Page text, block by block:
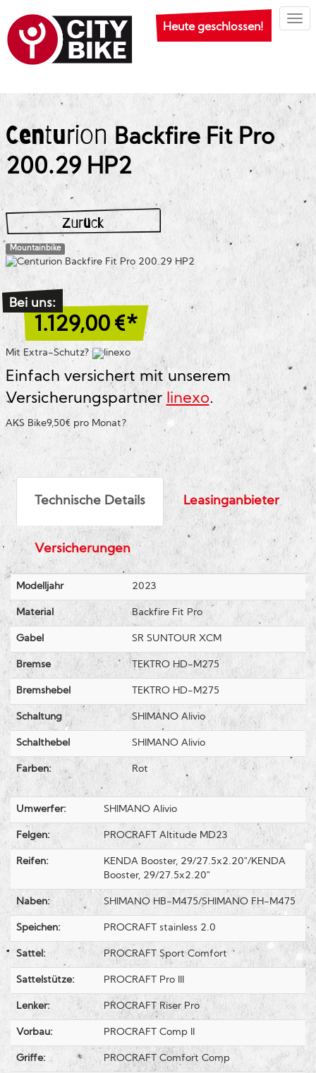
Heute geschlossen!
Centurion Backfire Fit Pro
200.29 HP2
Zurück
Mountainbike
Bei uns:
1.129,00 €*
Mit Extra-Schutz?
Einfach versichert mit unserem
Versicherungspartner linexo.
AKS Bike9,50€ pro Monat?
Technische Details Leasinganbieter
Versicherungen
Modelljahr 2023
Material Backfire Fit Pro
Gabel SR SUNTOUR XCM
Bremse TEKTRO HD-M275
Bremshebel TEKTRO HD-M275
Schaltung SHIMANO Alivio
Schalthebel SHIMANO Alivio
Farben: Rot
Umwerfer: SHIMANO Alivio
Felgen: PROCRAFT Altitude MD23
Reifen:
KENDA Booster, 29/27.5x2.20"/KENDA
Booster, 29/27.5x2.20"
Naben: SHIMANO HB-M475/SHIMANO FH-M475
Speichen: PROCRAFT stainless 2.0
Sattel: PROCRAFT Sport Comfort
Sattelstütze: PROCRAFT Pro III
Lenker: PROCRAFT Riser Pro
Vorbau: PROCRAFT Comp II
Griffe: PROCRAFT Comfort Comp